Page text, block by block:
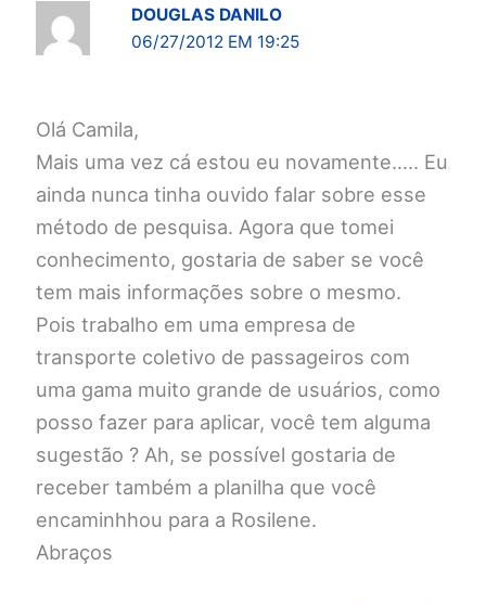
DOUGLAS DANILO
06/27/2012 EM 19:25
Olá Camila,
Mais uma vez cá estou eu novamente….. Eu
ainda nunca tinha ouvido falar sobre esse
método de pesquisa. Agora que tomei
conhecimento, gostaria de saber se você
tem mais informações sobre o mesmo.
Pois trabalho em uma empresa de
transporte coletivo de passageiros com
uma gama muito grande de usuários, como
posso fazer para aplicar, você tem alguma
sugestão ? Ah, se possível gostaria de
receber também a planilha que você
encaminhhou para a Rosilene.
Abraços